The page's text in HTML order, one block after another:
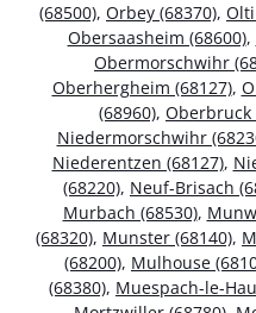
(68500), Orbey (68370),
Obersaasheim (68600),
Obermorschwihr
Oberhergheim (68127),
(68960), Oberbruck
Niedermorschwihr
Niederentzen (68127),
(68220), Neuf-Brisach
Murbach (68530),
(68320), Munster (68140),
(68200), Mulhouse
(68380), Muespach-le-